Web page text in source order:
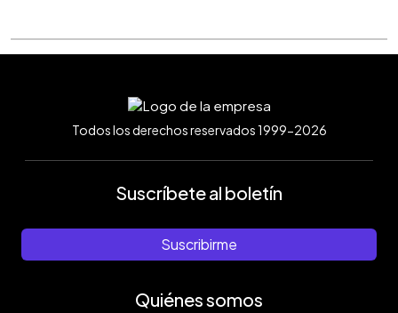
Todos los derechos reservados 1999-2026
Suscríbete al boletín
Suscribirme
Quiénes somos